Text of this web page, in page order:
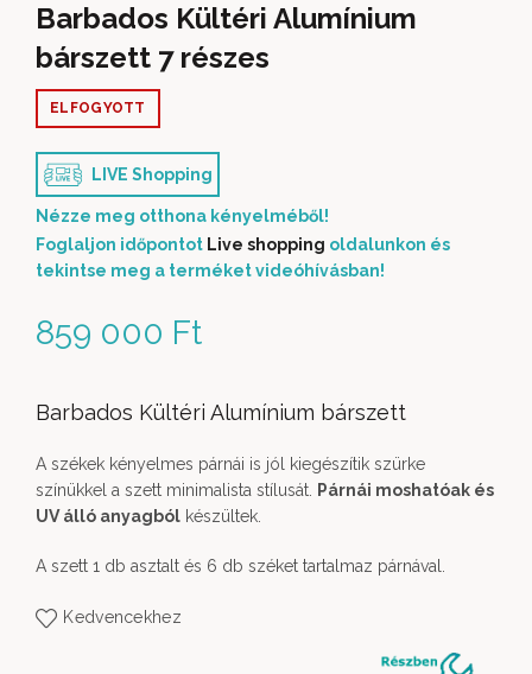
Barbados Kültéri Alumínium
bárszett 7 részes
859 000 Ft
ELFOGYOTT
LIVE Shopping
Nézze meg otthona kényelméből!
Foglaljon időpontot Live shopping oldalunkon és
tekintse meg a terméket videóhívásban!
Barbados Kültéri Alumínium bárszett
A székek kényelmes párnái is jól kiegészítik szürke
színükkel a szett minimalista stílusát.
Párnái moshatóak és
UV álló anyagból készültek.
A szett 1 db asztalt és 6 db széket tartalmaz párnával.
Kedvencekhez